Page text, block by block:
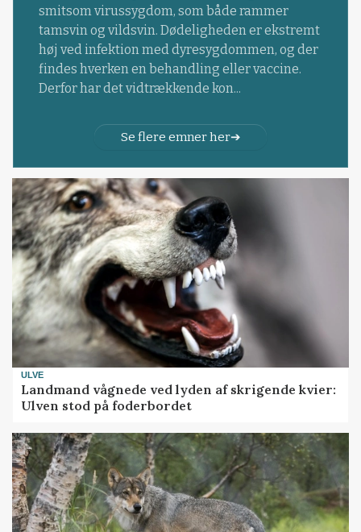
smitsom virussygdom, som både rammer
tamsvin og vildsvin. Dødeligheden er ekstremt
høj ved infektion med dyresygdommen, og der
findes hverken en behandling eller vaccine.
Derfor har det vidtrækkende kon...
Se flere emner her
ULVE
Landmand vågnede ved lyden af skrigende kvier:
Ulven stod på foderbordet